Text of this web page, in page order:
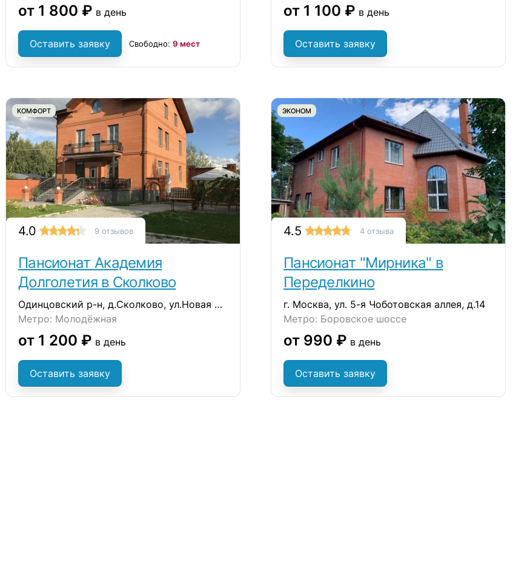
от 1 800 ₽ в день
Оставить заявку Свободно: 9 мест
от 1 100 ₽ в день
Оставить заявку
КОМФОРТ
4.0 9 отзывов
Пансионат Академия
Долголетия в Сколково
Одинцовский р-н, д.Сколково, ул.Новая д.52
Метро: Молодёжная
от 1 200 ₽ в день
Оставить заявку
ЭКОНОМ
4.5 4 отзыва
Пансионат "Мирника" в
Переделкино
г. Москва, ул. 5-я Чоботовская аллея, д.14
Метро: Боровское шоссе
от 990 ₽ в день
Оставить заявку